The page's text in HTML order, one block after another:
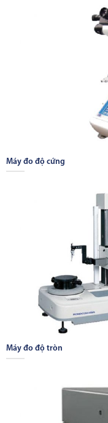
Máy đo độ cứng
Máy đo độ tròn